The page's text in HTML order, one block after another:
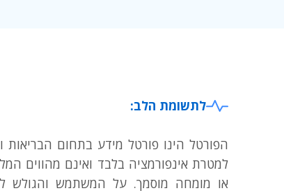
לתשומת הלב:
הפורטל הינו פורטל מידע בתחום הבריאות
למטרת אינפורמציה בלבד ואינם מהווים
או מומחה מוסמך. על המשתמש והגולש